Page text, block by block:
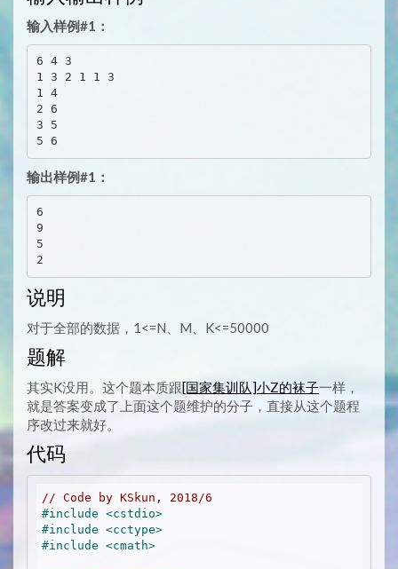
输入样例#1：
6 4 3
1 3 2 1 1 3
1 4
2 6
3 5
输出样例#1：
6
9
5
说明
对于全部的数据，1<=N、M、K<=50000
题解
其实K没用。这个题本质跟[国家集训队]小Z的袜子一样，
就是答案变成了上面这个题维护的分子，直接从这个题程
序改过来就好。
代码
// Code by KSkun, 2018/6
#include <cstdio>
#include <cctype>
#include <cmath>